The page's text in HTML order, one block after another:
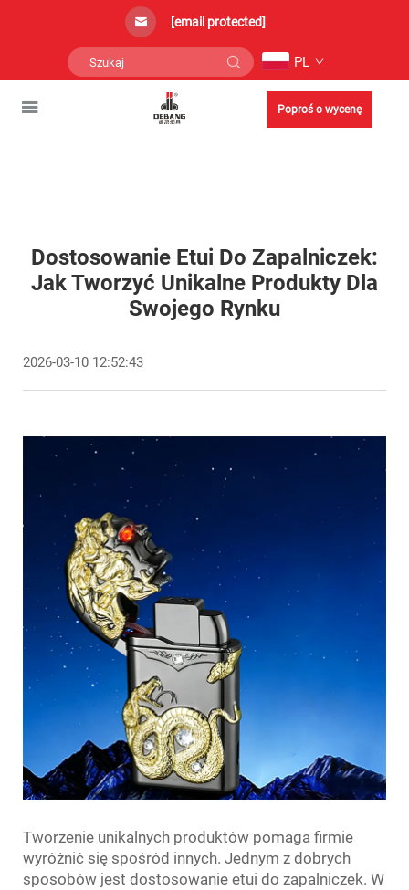
[email protected]
PL
Poproś o wycenę
Dostosowanie Etui Do Zapalniczek:
Jak Tworzyć Unikalne Produkty Dla
Swojego Rynku
2026-03-10 12:52:43
Tworzenie unikalnych produktów pomaga firmie
wyróżnić się spośród innych. Jednym z dobrych
sposobów jest dostosowanie etui do zapalniczek. W